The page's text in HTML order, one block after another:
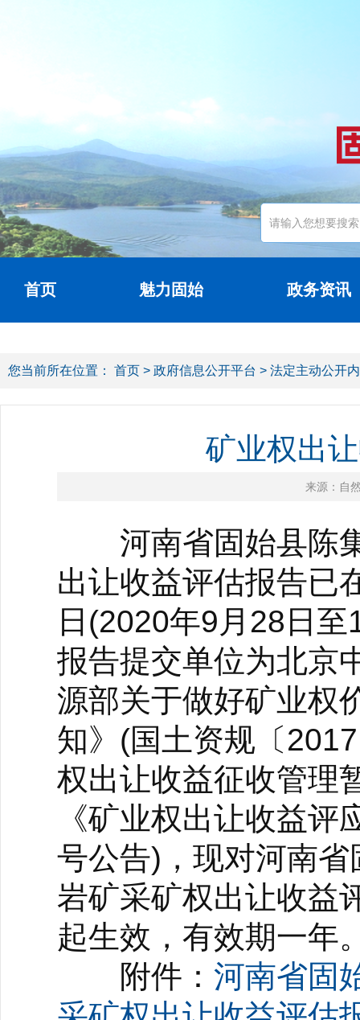
首页 魅力固始 政务资讯
您当前所在位置： 首页 > 政府信息公开平台 > 法定主动公开
矿业权出
来源：自
河南省固始县陈集
出让收益评估报告已
日(2020年9月28日
报告提交单位为北京
源部关于做好矿业权
知》(国土资规〔
权出让收益征收管理
《矿业权出让收益
号公告)，现对河南
岩矿采矿权出让收益
起生效，有效期一年
附件： 河南省固